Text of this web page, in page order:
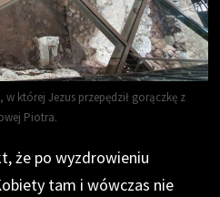
której Jezus przepędził gorączkę z
Piotra.
że po wyzdrowieniu
tam i wówczas nie